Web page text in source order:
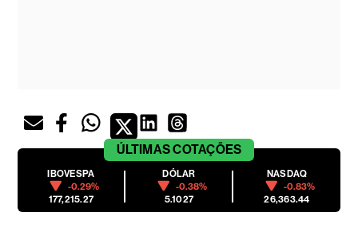
ÚLTIMASCOTAÇÕES
IBOVESPA
-0.29%
177,215.27
DÓLAR
-0.38%
5.1027
NASDAQ
-0.83%
26,363.44